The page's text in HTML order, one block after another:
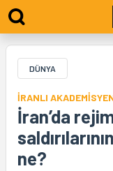
DÜNYA
İRANLI
İran’da
ne?